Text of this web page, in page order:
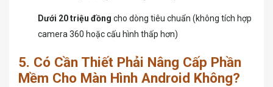
Dưới 20 triệu đồng cho dòng tiêu chuẩn (không tích hợp
camera 360 hoặc cấu hình thấp hơn)
5. Có Cần Thiết Phải Nâng Cấp Phần
Mềm Cho Màn Hình Android Không?